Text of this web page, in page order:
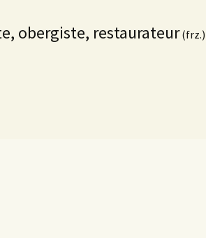
obergiste, restaurateur(frz.)